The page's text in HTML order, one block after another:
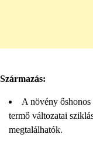
Származás:
A növény
termő változatai
megtalálhatók.